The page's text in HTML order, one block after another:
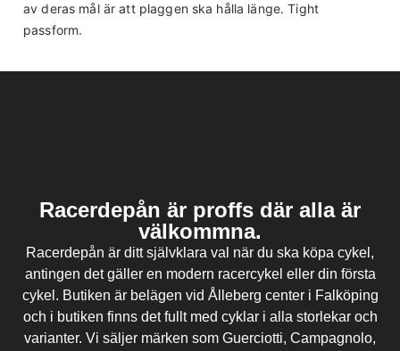
av deras mål är att plaggen ska hålla länge. Tight
passform.
Racerdepån är proffs där alla är
välkommna.
Racerdepån är ditt självklara val när du ska köpa cykel,
antingen det gäller en modern racercykel eller din första
cykel. Butiken är belägen vid Ålleberg center i Falköping
och i butiken finns det fullt med cyklar i alla storlekar och
varianter. Vi säljer märken som Guerciotti, Campagnolo,